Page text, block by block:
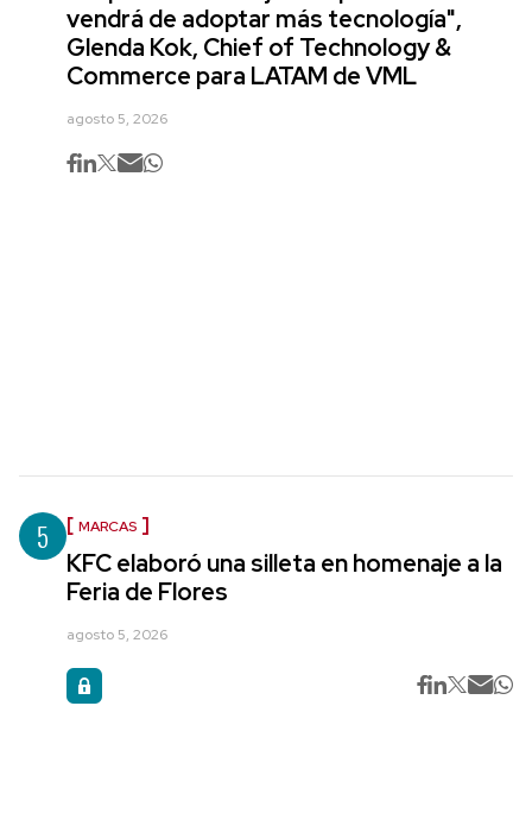
vendrá de adoptar más tecnología",
Glenda Kok, Chief of Technology &
Commerce para LATAM de VML
agosto 5, 2026
5 MARCAS
KFC elaboró una silleta en homenaje a la
Feria de Flores
agosto 5, 2026